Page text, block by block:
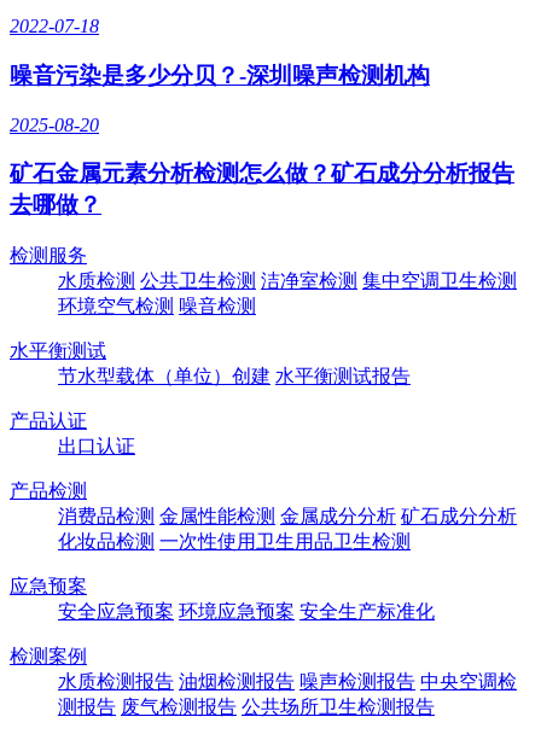
2022-07-18
噪音污染是多少分贝？-深圳噪声检测机构
2025-08-20
矿石金属元素分析检测怎么做？矿石成分分析报告
去哪做？
检测服务
水质检测 公共卫生检测 洁净室检测 集中空调卫生检测
环境空气检测 噪音检测
水平衡测试
节水型载体（单位）创建 水平衡测试报告
产品认证
出口认证
产品检测
消费品检测 金属性能检测 金属成分分析 矿石成分分析
化妆品检测 一次性使用卫生用品卫生检测
应急预案
安全应急预案 环境应急预案 安全生产标准化
检测案例
水质检测报告 油烟检测报告 噪声检测报告 中央空调检
测报告 废气检测报告 公共场所卫生检测报告